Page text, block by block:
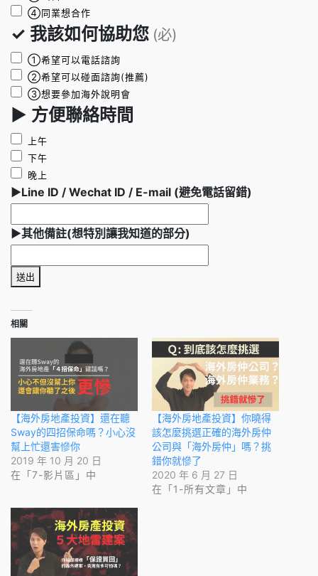
④同業想合作
✓ 我該如何協助您 (必)
①希望可以電話諮詢
②希望可以碰面諮詢(推薦)
③想要參加海外說明會
► 方便聯絡時間
上午
下午
晚上
►Line ID / Wechat ID / E-mail (避免電話留錯)
►其他備註(想特別讓我知道的部分)
送出
相關
【海外房地產投資】還在聽
Sway的四招保命嗎？小心沒
幫上忙還害慘你
2019 年 10 月 20 日
在「7-影片區」中
【海外房地產投資】你曉得
該怎麼挑選正確的海外房仲
公司與「海外房仲」嗎？挑
錯你就慘了
2020 年 6 月 27 日
在「1-所有文章」中